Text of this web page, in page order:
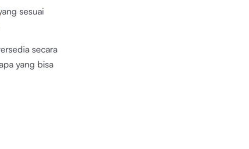
sesuai
secara
yang bisa